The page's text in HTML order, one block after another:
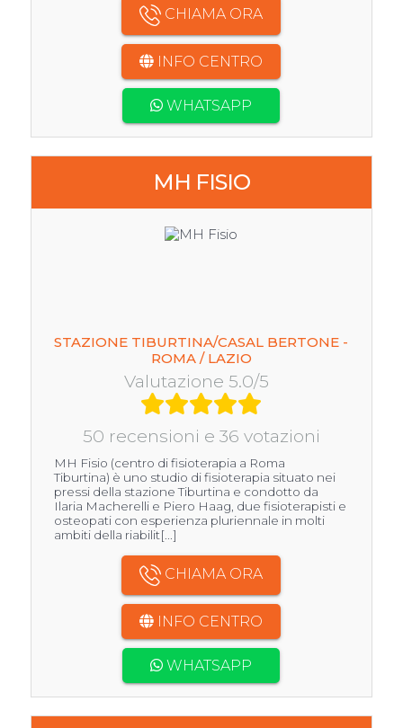
CHIAMA ORA
INFO CENTRO
WHATSAPP
MH FISIO
STAZIONE TIBURTINA/CASAL BERTONE -
ROMA / LAZIO
Valutazione 5.0/5
50 recensioni e 36 votazioni
MH Fisio (centro di fisioterapia a Roma
Tiburtina) è uno studio di fisioterapia situato nei
pressi della stazione Tiburtina e condotto da
Ilaria Macherelli e Piero Haag, due fisioterapisti e
osteopati con esperienza pluriennale in molti
ambiti della riabilit[...]
CHIAMA ORA
INFO CENTRO
WHATSAPP